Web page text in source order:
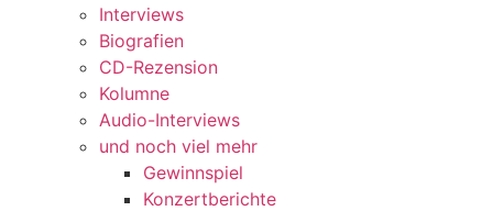
Interviews
Biografien
CD-Rezension
Kolumne
Audio-Interviews
und noch viel mehr
Gewinnspiel
Konzertberichte